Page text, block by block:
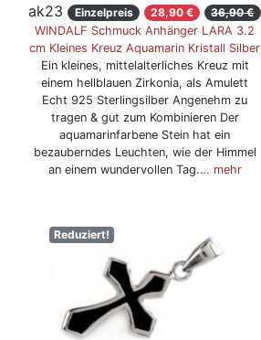
ak23 Einzelpreis 28,90 €
36,90 €
WINDALF Schmuck Anhänger LARA 3.2
cm Kleines Kreuz Aquamarin Kristall Silber
Ein kleines, mittelalterliches Kreuz mit
einem hellblauen Zirkonia, als Amulett
Echt 925 Sterlingsilber Angenehm zu
tragen & gut zum Kombinieren Der
aquamarinfarbene Stein hat ein
bezauberndes Leuchten, wie der Himmel
an einem wundervollen Tag.… mehr
Reduziert!